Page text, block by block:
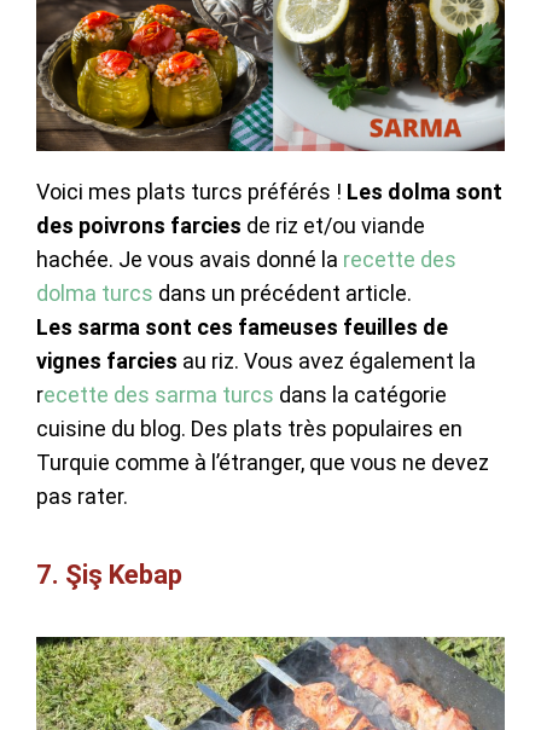
Voici mes plats turcs préférés ! Les dolma sont
des poivrons farcies de riz et/ou viande
hachée. Je vous avais donné la recette des
dolma turcs dans un précédent article.
Les sarma sont ces fameuses feuilles de
vignes farcies au riz. Vous avez également la
recette des sarma turcs dans la catégorie
cuisine du blog. Des plats très populaires en
Turquie comme à l’étranger, que vous ne devez
pas rater.
7. Şiş Kebap